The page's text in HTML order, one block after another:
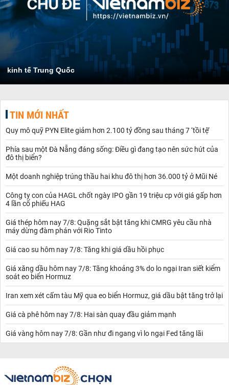
kinh tế Trung Quốc
TIN MỚI NHẤT
Quy mô quỹ PYN Elite giảm hơn 2.100 tỷ đồng sau tháng 7 ‘tồi tệ’
Phía sau một Đà Nẵng đáng sống: Điều gì đang tạo nên sức hút của
đô thị biển?
Một doanh nghiệp trúng thầu hai khu đô thị hơn 36.000 tỷ ở Mũi Né
Công ty con của HAGL chốt ngày IPO gần 19 triệu cp với giá gấp hơn
4 lần cổ phiếu HAG
Giá thép hôm nay 7/8: Quặng sắt bật tăng khi CMRG yêu cầu nhà
máy dừng đàm phán với Rio Tinto
Giá cao su hôm nay 7/8: Tăng khi giá dầu hồi phục
Giá xăng dầu hôm nay 7/8: Tăng khoảng 3% do lo ngại Iran siết kiểm
soát eo biển Hormuz
Iran xem xét cấm tàu Mỹ qua eo biển Hormuz, giá dầu bật tăng trở lại
Giá cà phê hôm nay 7/8: Hai sàn quay đầu giảm mạnh
Giá vàng hôm nay 7/8: Gần như đi ngang vì lo ngại Fed tăng lãi